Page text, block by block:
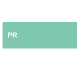
PR